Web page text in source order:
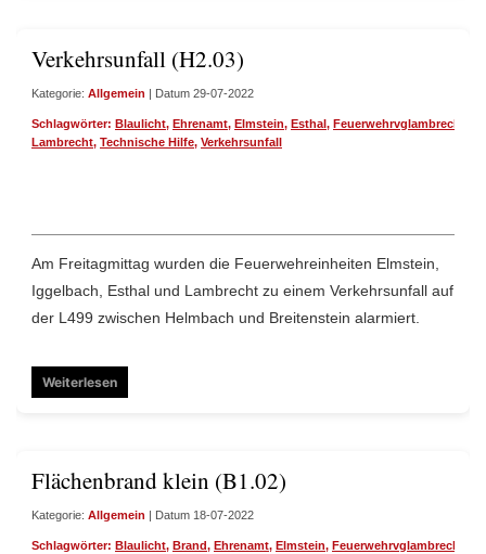
Verkehrsunfall (H2.03)
Kategorie: Allgemein | Datum 29-07-2022
Schlagwörter: Blaulicht, Ehrenamt, Elmstein, Esthal, Feuerwehrvglambrecht
Lambrecht, Technische Hilfe, Verkehrsunfall
Am Freitagmittag wurden die Feuerwehreinheiten Elmstein,
Iggelbach, Esthal und Lambrecht zu einem Verkehrsunfall auf
der L499 zwischen Helmbach und Breitenstein alarmiert.
Weiterlesen
Flächenbrand klein (B1.02)
Kategorie: Allgemein | Datum 18-07-2022
Schlagwörter: Blaulicht, Brand, Ehrenamt, Elmstein, Feuerwehrvglambrecht